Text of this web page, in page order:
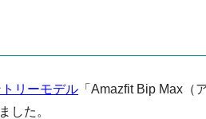
リーモデル 「Amazfit Bip Max（
した。